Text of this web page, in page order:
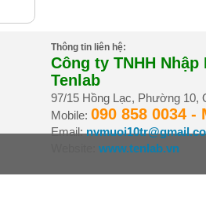
Thông tin liên hệ:
Công ty TNHH
Tenlab
97/15 Hồng Lạc, Phường 10,
Mobile: 090 858 0034 -
Email:
www.tenlab.vn